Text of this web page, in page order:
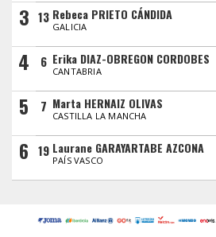
3 13 Rebeca PRIETO CÁNDIDA
GALICIA
4 6 Erika DIAZ-OBREGON CORDOBES
CANTABRIA
5 7 Marta HERNAIZ OLIVAS
CASTILLA LA MANCHA
6 19 Laurane GARAYARTABE AZCONA
PAÍS VASCO